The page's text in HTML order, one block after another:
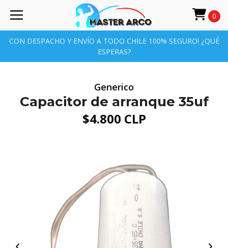
CON DESPACHO Y ENVÍO A TODO CHILE 100% SEGURO! ¿QUÉ
ESPERAS?
0
Generico
Capacitor de arranque 35uf
$4.800 CLP